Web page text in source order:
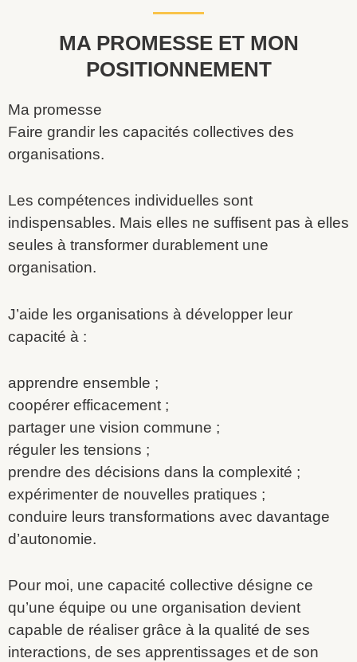
MA PROMESSE ET MON
POSITIONNEMENT
Ma promesse
Faire grandir les capacités collectives des
organisations.
Les compétences individuelles sont
indispensables. Mais elles ne suffisent pas à elles
seules à transformer durablement une
organisation.
J’aide les organisations à développer leur
capacité à :
apprendre ensemble ;
coopérer efficacement ;
partager une vision commune ;
réguler les tensions ;
prendre des décisions dans la complexité ;
expérimenter de nouvelles pratiques ;
conduire leurs transformations avec davantage
d’autonomie.
Pour moi, une capacité collective désigne ce
qu’une équipe ou une organisation devient
capable de réaliser grâce à la qualité de ses
interactions, de ses apprentissages et de son